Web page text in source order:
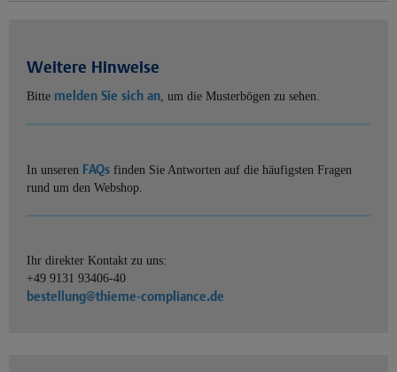
Weitere Hinweise
Bitte melden Sie sich an, um die Musterbögen zu sehen.
In unseren FAQs finden Sie Antworten auf die häufigsten Fragen
rund um den Webshop.
Ihr direkter Kontakt zu uns:
+49 9131 93406-40
bestellung@thieme-compliance.de